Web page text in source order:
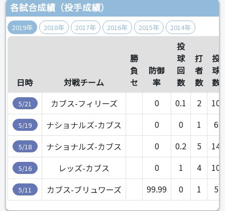
各試合成績（投手成績）
2019年 2018年 2017年 2016年 2015年 2014年
日時 対戦チーム
勝
負
セ
防御
率
投
球
回
数
打
者
数
投
球
数
5/21 カブス-フィリーズ 0 0.1 2 10
5/19 ナショナルズ-カブス 0 0 1 6
5/18 ナショナルズ-カブス 0 0.2 5 14
5/16 レッズ-カブス 0 1 4 10
5/11 カブス-ブリュワーズ 99.99 0 1 5